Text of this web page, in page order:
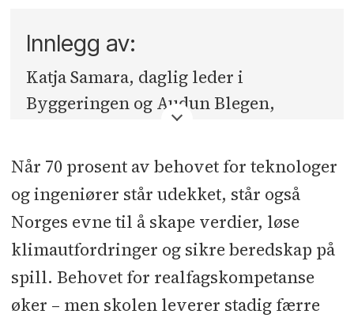
Innlegg av:
Katja Samara, daglig leder i
Byggeringen og Audun Blegen,
Når 70 prosent av behovet for teknologer
og ingeniører står udekket, står også
Norges evne til å skape verdier, løse
klimautfordringer og sikre beredskap på
spill. Behovet for realfagskompetanse
øker – men skolen leverer stadig færre